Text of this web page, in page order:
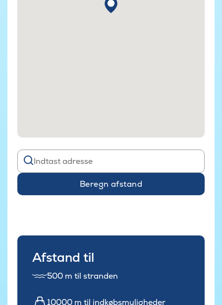
Beregn afstand
Afstand til
500 m til stranden
10000 m til indkøbsmuligheder